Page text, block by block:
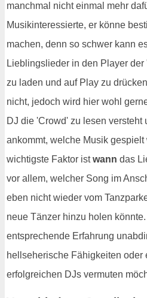
manchmal nicht einmal mehr
Musikinteressierte, er könne
machen, denn so schwer kann
Lieblingslieder in den Player
zu laden und auf Play zu
nicht, jedoch wird hier wohl
DJ die 'Crowd' zu lesen versteht
ankommt, welche Musik
wichtigste Faktor istwann das
vor allem, welcher Song im
eben nicht wieder vom
neue Tänzer hinzu holen
entsprechende Erfahrung
hellseherische Fähigkeiten oder
erfolgreichen DJs vermuten